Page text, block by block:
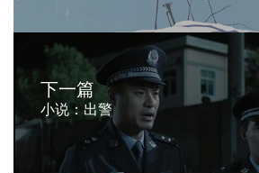
下一篇
小说：出警